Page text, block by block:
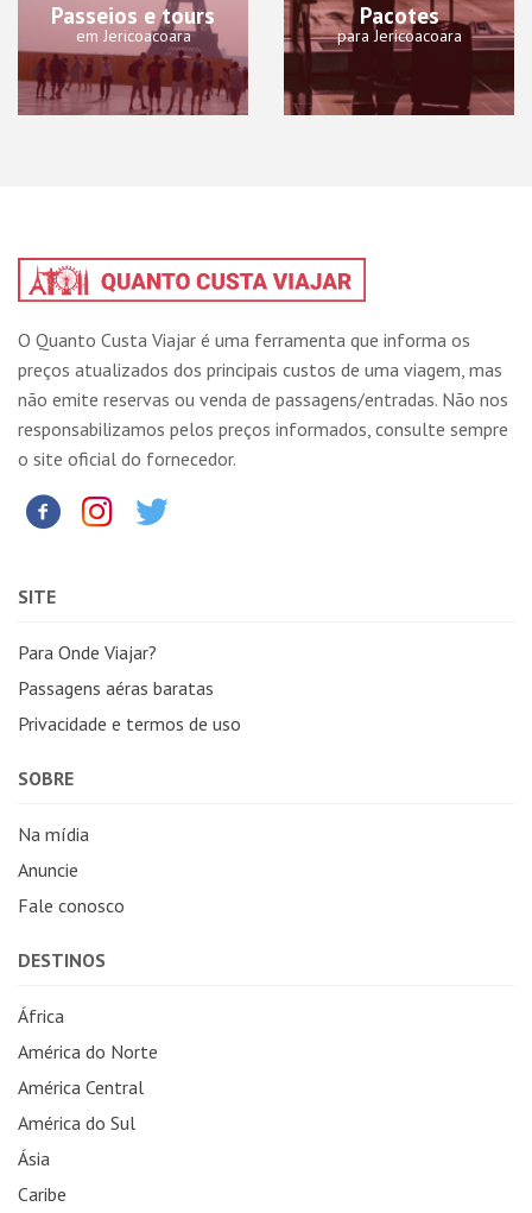
Passeios e tours
em Jericoacoara
Pacotes
para Jericoacoara
O Quanto Custa Viajar é uma ferramenta que informa os
preços atualizados dos principais custos de uma viagem, mas
não emite reservas ou venda de passagens/entradas. Não nos
responsabilizamos pelos preços informados, consulte sempre
o site oficial do fornecedor.
SITE
Para Onde Viajar?
Passagens aéras baratas
Privacidade e termos de uso
SOBRE
Na mídia
Anuncie
Fale conosco
DESTINOS
África
América do Norte
América Central
América do Sul
Ásia
Caribe